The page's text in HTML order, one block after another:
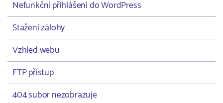
Nefunkční přihlášení do WordPress
Stažení zálohy
Vzhled webu
FTP přístup
404 subor nezobrazuje